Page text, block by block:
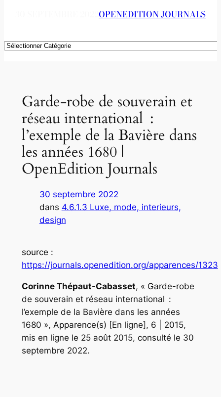
OPENEDITION JOURNALS
Catégories
Garde-robe de souverain et
réseau international :
l’exemple de la Bavière dans
les années 1680 |
OpenEdition Journals
30 septembre 2022
dans 4.6.1.3 Luxe, mode, interieurs,
design
source :
https://journals.openedition.org/apparences/1323
Corinne Thépaut-Cabasset, « Garde-robe
de souverain et réseau international :
l’exemple de la Bavière dans les années
1680 », Apparence(s) [En ligne], 6 | 2015,
mis en ligne le 25 août 2015, consulté le 30
septembre 2022.